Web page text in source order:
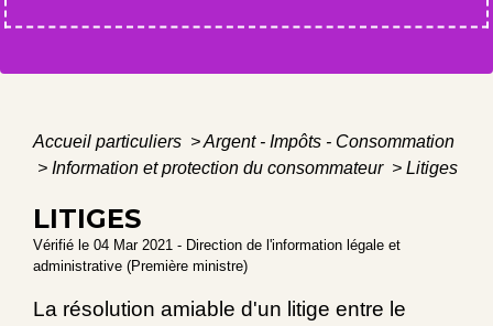
Accueil particuliers >Argent - Impôts - Consommation
> Information et protection du consommateur > Litiges
LITIGES
Vérifié le 04 Mar 2021 - Direction de l'information légale et
administrative (Première ministre)
La résolution amiable d'un litige entre le